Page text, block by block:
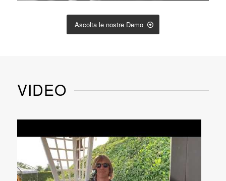
Ascolta le nostre Demo
VIDEO